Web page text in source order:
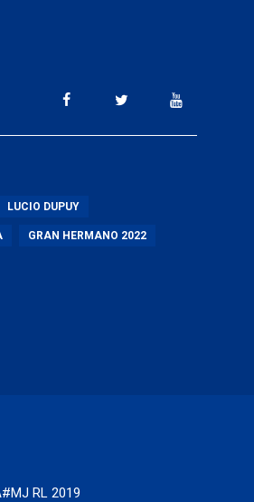
LUCIO DUPUY
GRAN HERMANO 2022
RL 2019